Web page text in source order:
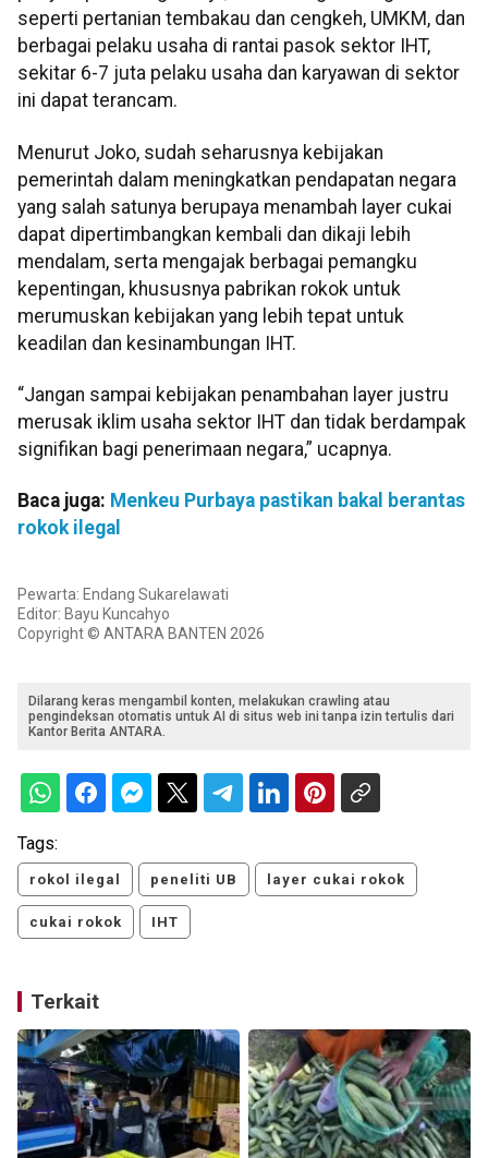
seperti pertanian tembakau dan cengkeh, UMKM, dan
berbagai pelaku usaha di rantai pasok sektor IHT,
sekitar 6-7 juta pelaku usaha dan karyawan di sektor
ini dapat terancam.
Menurut Joko, sudah seharusnya kebijakan
pemerintah dalam meningkatkan pendapatan negara
yang salah satunya berupaya menambah layer cukai
dapat dipertimbangkan kembali dan dikaji lebih
mendalam, serta mengajak berbagai pemangku
kepentingan, khususnya pabrikan rokok untuk
merumuskan kebijakan yang lebih tepat untuk
keadilan dan kesinambungan IHT.
“Jangan sampai kebijakan penambahan layer justru
merusak iklim usaha sektor IHT dan tidak berdampak
signifikan bagi penerimaan negara,” ucapnya.
Baca juga: Menkeu Purbaya pastikan bakal berantas
rokok ilegal
Pewarta: Endang Sukarelawati
Editor: Bayu Kuncahyo
Copyright © ANTARA BANTEN 2026
Dilarang keras mengambil konten, melakukan crawling atau
pengindeksan otomatis untuk AI di situs web ini tanpa izin tertulis dari
Kantor Berita ANTARA.
Tags:
rokol ilegal peneliti UB layer cukai rokok
cukai rokok IHT
Terkait